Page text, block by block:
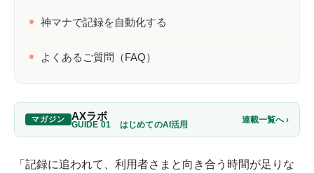
神マナで記録を自動化する
よくあるご質問（FAQ）
マガジン AXラボ
GUIDE 01 はじめてのAI活用 連載一覧へ ›
「記録に追われて、利用者さまと向き合う時間が足りな